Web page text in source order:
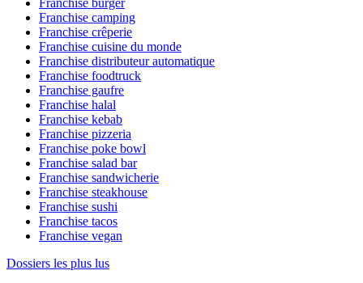
Franchise burger
Franchise camping
Franchise crêperie
Franchise cuisine du monde
Franchise distributeur automatique
Franchise foodtruck
Franchise gaufre
Franchise halal
Franchise kebab
Franchise pizzeria
Franchise poke bowl
Franchise salad bar
Franchise sandwicherie
Franchise steakhouse
Franchise sushi
Franchise tacos
Franchise vegan
Dossiers les plus lus